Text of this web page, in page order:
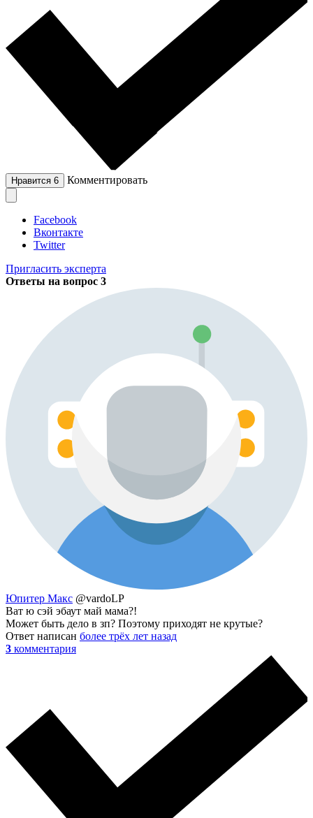
Нравится 6 Комментировать
Facebook
Вконтакте
Twitter
Пригласить эксперта
Ответы на вопрос 3
Юпитер Макс @vardoLP
Ват ю сэй эбаут май мама?!
Может быть дело в зп? Поэтому приходят не крутые?
Ответ написан более трёх лет назад
3 комментария